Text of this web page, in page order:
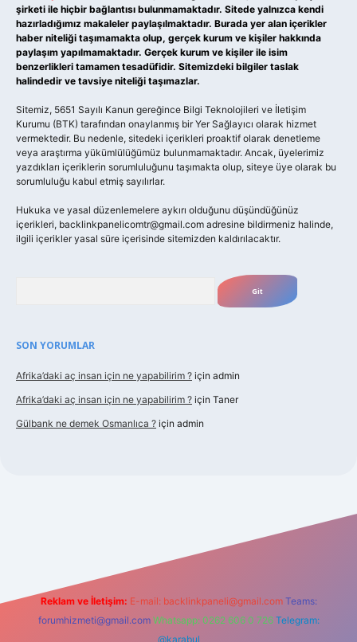
şirketi ile hiçbir bağlantısı bulunmamaktadır. Sitede yalnızca kendi
hazırladığımız makaleler paylaşılmaktadır. Burada yer alan içerikler
haber niteliği taşımamakta olup, gerçek kurum ve kişiler hakkında
paylaşım yapılmamaktadır. Gerçek kurum ve kişiler ile isim
benzerlikleri tamamen tesadüfidir. Sitemizdeki bilgiler taslak
halindedir ve tavsiye niteliği taşımazlar.
Sitemiz, 5651 Sayılı Kanun gereğince Bilgi Teknolojileri ve İletişim
Kurumu (BTK) tarafından onaylanmış bir Yer Sağlayıcı olarak hizmet
vermektedir. Bu nedenle, sitedeki içerikleri proaktif olarak denetleme
veya araştırma yükümlülüğümüz bulunmamaktadır. Ancak, üyelerimiz
yazdıkları içeriklerin sorumluluğunu taşımakta olup, siteye üye olarak bu
sorumluluğu kabul etmiş sayılırlar.
Hukuka ve yasal düzenlemelere aykırı olduğunu düşündüğünüz
içerikleri, backlinkpanelicomtr@gmail.com adresine bildirmeniz halinde,
ilgili içerikler yasal süre içerisinde sitemizden kaldırılacaktır.
SON YORUMLAR
Afrika’daki aç insan için ne yapabilirim ? için admin
Afrika’daki aç insan için ne yapabilirim ? için Taner
Gülbank ne demek Osmanlıca ? için admin
Reklam ve İletişim: E-mail: backlinkpaneli@gmail.com Teams:
forumhizmeti@gmail.com Whatsapp: 0262 606 0 726 Telegram:
@karabul